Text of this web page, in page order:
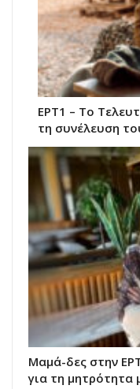
ΕΡΤ1 – Το
τη συνέλευση
Μαμά-δες στην
για τη μητρότητα